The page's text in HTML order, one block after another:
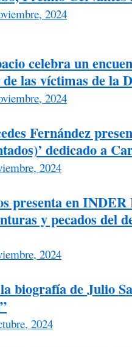
2024
celebra un
las víctimas de la
2024
Fernández
dedicado a
2024
presenta en
y pecados del
2024
biografía de Julio
2024